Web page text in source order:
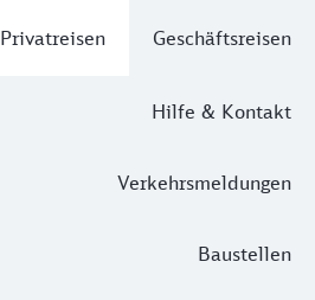
Privatreisen Geschäftsreisen
Hilfe & Kontakt
Verkehrsmeldungen
Baustellen